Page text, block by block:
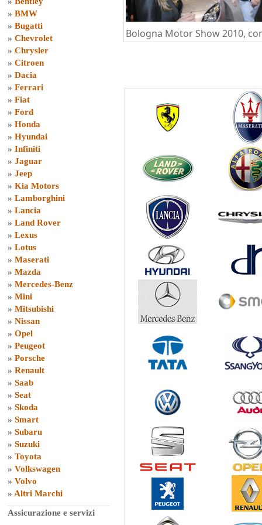
» BMW
» Bugatti
» Chevrolet
» Chrysler
» Citroen
» Dacia
» Ferrari
» Fiat
» Ford
» Honda
» Hyundai
» Infiniti
» Jaguar
» Jeep
» Kia Motors
» Lamborghini
» Lancia
» Land Rover
» Lexus
» Lotus
» Maserati
» Mazda
» Mercedes-Benz
» Mini
» Mitsubishi
» Nissan
» Opel
» Peugeot
» Porsche
» Renault
» Saab
» Seat
» Skoda
» Smart
» Subaru
» Suzuki
» Toyota
» Volkswagen
» Volvo
» Altri Marchi
Assicurazione e servizi
Bologna Motor Show 2010,